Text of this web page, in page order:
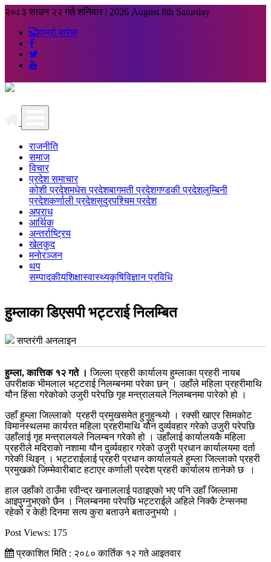
२०८३ साउन २२ गते शनिवार | 2026 August 8th Saturday
हाम्रो बारेमा
राजनीति
समाज
विचार
प्रदेश समाचार
कोशी प्रदेशमधेस प्रदेशबागमती प्रदेशगण्डकी प्रदेशलुम्बिनी
प्रदेशकर्णाली प्रदेशसुदुरपश्चिम प्रदेश
अपराध
आर्थिक
अन्तर्राष्ट्रिय
खेलकुद
मनोरञ्जन
थप
सम्पादकीयशिक्षास्वास्थ्यकृषिविज्ञान प्रविधि
हुम्लाका डिएसपी भट्टराई निलम्बित
सप्तरंगी अनलाइन
हुम्ला, कात्तिक १२ गते । जिल्ला प्रहरी कार्यालय हुम्लाका प्रहरी नायब
उपरीक्षक भीमलाल भट्टराई निलम्बनमा परेका छन् । उहाँले महिला प्रहरीमाथि
यौन हिंसा गरेकोको उजुरी परेपछि गृह मन्त्रालयले निलम्बनमा पारेको हो ।
उहाँ हुम्ला जिल्लाको प्रहरी प्रमुखसमेत हुनुहुन्थ्यो । रक्सी खाएर सिमकोट
विमानस्थलमा कार्यरत महिला प्रहरीमाथि यौन दुर्व्यवहार गरेको उजुरी परेपछि
उहाँलाई गृह मन्त्रालयले निलम्बन गरेको हो । उहाँलाई कार्यालयकै महिला
प्रहरीले मदिराको नशामा यौन दुर्व्यवहार गरेको उजुरी प्रधान कार्यालयमा दर्ता
गरेकी थिइन् । भट्टराईलाई प्रहरी प्रधान कार्यालयले हुम्ला जिल्लाको प्रहरी
प्रमुखको जिम्मेवारीबाट हटाएर कर्णाली प्रदेश प्रहरी कार्यालय तानेको छ ।
हाल उहाँको ठाउँमा रवीन्द्र खनाललाई पठाइएको भए पनि उहाँ जिल्लामा
आइपुग्नुभएको छैन । निलम्बनमा परेपछि भट्टराईले अहिले निक्कै टेन्सनमा
रहेको र केही दिनमा सत्य कुरा बताउने बताउनुभयो ।
Post Views: 175
प्रकाशित मिति : २०८० कार्तिक १२ गते आइतवार